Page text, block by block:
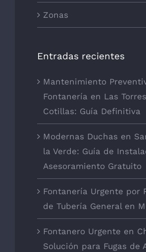
Zonas
Entradas recientes
Mantenimiento
Fontanería en Las
Cotillas: Guía Definitiva
Modernas Duchas en
la Verde: Guía de
Asesoramiento Gratuito
Fontanería Urgente por
de Tubería General en
Fontanero Urgente en
Solución para Fugas de